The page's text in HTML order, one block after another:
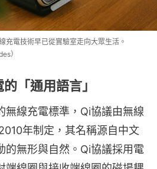
充電技術早已從實驗室走向大眾生活。
）
「通用語言」
無線充電標準，Qi協議由無線
年制定，其名稱源自中文
的無形與自然。Qi協議採用電